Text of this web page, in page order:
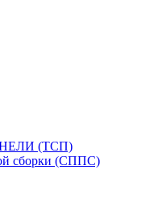
(ТСП)
сборки (СППС)